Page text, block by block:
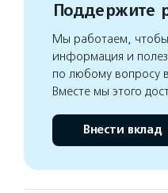
Поддержите
Мы работаем, чтобы
информация и
по любому вопросу
Вместе мы этого
Внести вклад